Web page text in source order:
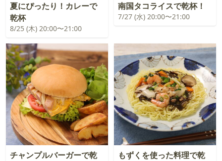
夏にぴったり！カレーで
乾杯
8/25 (木) 20:00〜21:00
南国タコライスで乾杯！
7/27 (水) 20:00〜21:00
チャンプルバーガーで乾
もずくを使った料理で乾